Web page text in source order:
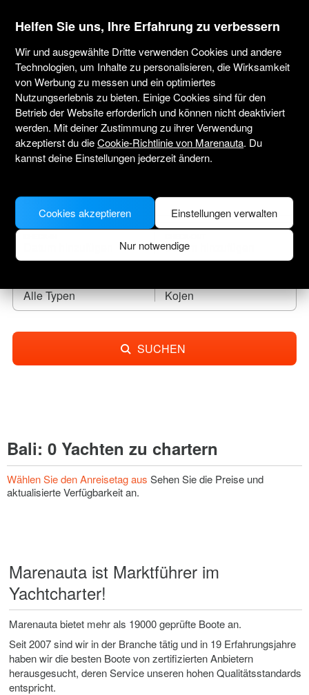
marenauta
Yachtcharter Bali
Tragen Sie das Anreisedatum ein und finden
Sie Ihr Leihboot.
Alle Typen Kojen
SUCHEN
Bali: 0 Yachten zu chartern
Wählen Sie den Anreisetag aus Sehen Sie die Preise und
aktualisierte Verfügbarkeit an.
Marenauta ist Marktführer im
Yachtcharter!
Marenauta bietet mehr als 19000 geprüfte Boote an.
Seit 2007 sind wir in der Branche tätig und in 19 Erfahrungsjahre
haben wir die besten Boote von zertifizierten Anbietern
herausgesucht, deren Service unseren hohen Qualitätsstandards
entspricht.
Helfen Sie uns, Ihre Erfahrung zu verbessern
Wir und ausgewählte Dritte verwenden Cookies und andere
Technologien, um Inhalte zu personalisieren, die Wirksamkeit
von Werbung zu messen und ein optimiertes
Nutzungserlebnis zu bieten. Einige Cookies sind für den
Betrieb der Website erforderlich und können nicht deaktiviert
werden. Mit deiner Zustimmung zu ihrer Verwendung
akzeptierst du dieCookie-Richtlinie von Marenauta. Du
kannst deine Einstellungen jederzeit ändern.
Einstellungen verwalten
Nur notwendige
Cookies akzeptieren